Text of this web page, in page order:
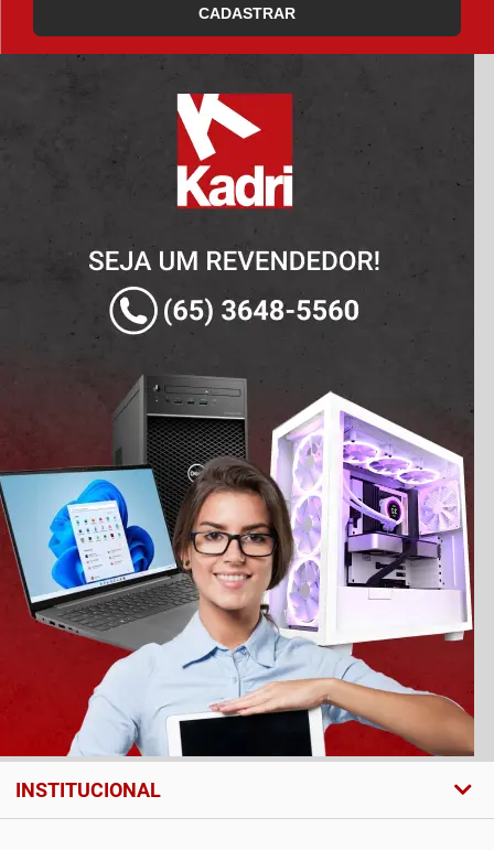
CADASTRAR
INSTITUCIONAL